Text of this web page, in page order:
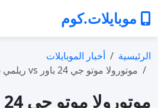
موبايلات.كوم
الرئيسية
أخبار الموبايلات
موتورولا موتو جي 24 باور vs ريلمي 5 آي:…